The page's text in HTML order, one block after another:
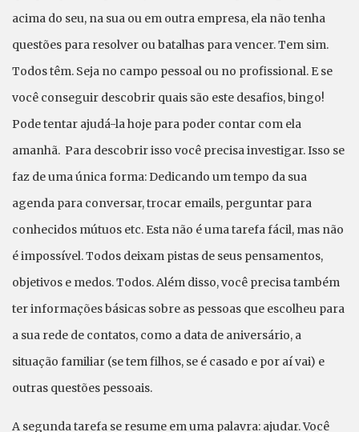
acima do seu, na sua ou em outra empresa, ela não tenha
questões para resolver ou batalhas para vencer. Tem sim.
Todos têm. Seja no campo pessoal ou no profissional. E se
você conseguir descobrir quais são este desafios, bingo!
Pode tentar ajudá-la hoje para poder contar com ela
amanhã. Para descobrir isso você precisa investigar. Isso se
faz de uma única forma: Dedicando um tempo da sua
agenda para conversar, trocar emails, perguntar para
conhecidos mútuos etc. Esta não é uma tarefa fácil, mas não
é impossível. Todos deixam pistas de seus pensamentos,
objetivos e medos. Todos. Além disso, você precisa também
ter informações básicas sobre as pessoas que escolheu para
a sua rede de contatos, como a data de aniversário, a
situação familiar (se tem filhos, se é casado e por aí vai) e
outras questões pessoais.
A segunda tarefa se resume em uma palavra: ajudar. Você